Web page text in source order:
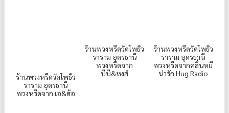
ร้านพวงหรีดวัดโพธิว
ราราม อุดรธานี
พวงหรีดจาก เอ&ฮ้อ
ร้านพวงหรีดวัดโพธิว
ราราม อุดรธานี
พวงหรีดจาก
บีบี&หงส์
ร้านพวงหรีดวัดโพธิว
ราราม อุดรธานี
พวงหรีดจากคลื่นหมี
น่ารัก Hug Radio